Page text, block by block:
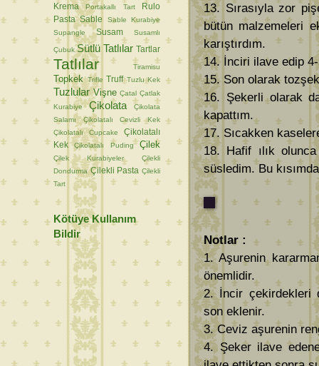
13. Sırasıyla zor
bütün malzemeleri
karıştırdım.
14. İnciri ilave edip
15. Son olarak
16. Şekerli olarak
kapattım.
17. Sıcakken
18. Hafif ılık
süsledim. Bu
Notlar :
1. Aşurenin
önemlidir.
2. İncir çekirdekleri
son eklenir.
3. Ceviz aşurenin
4. Şeker ilave
Krema
Portakallı Tart
Rulo
Pasta Sable
Sable Kurabiye
Supangle
Susam Susamlı
Çubuk Sütlü Tatlılar Tartlar
Tatlılar Tiramisu
Topkek Trifle Truff Tuzlu Kek
Tuzlular Vişne Çatal Çatlak
Kurabiye
Çikolata
Çikolata
Salamı
Çikolatalı Cevizli Kek
Çikolatalı Cupcake
Çikolatalı
Kek
Çikolatalı Puding Çilek
Çilek Kurabiyeler
Çilekli
Dondurma Çilekli Pasta Çilekli
Tart
Kötüye Kullanım
Bildir